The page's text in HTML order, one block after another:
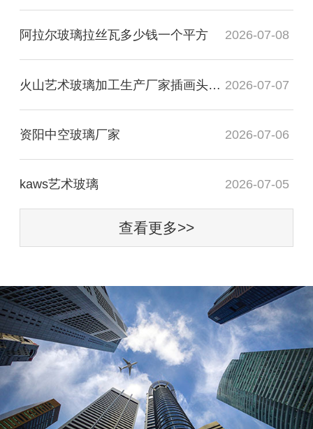
阿拉尔玻璃拉丝瓦多少钱一个平方 2026-07-08
火山艺术玻璃加工生产厂家插画头像图 2026-07-07
资阳中空玻璃厂家 2026-07-06
kaws艺术玻璃 2026-07-05
查看更多>>